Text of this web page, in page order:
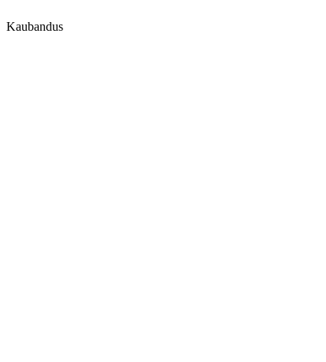
Kaubandus